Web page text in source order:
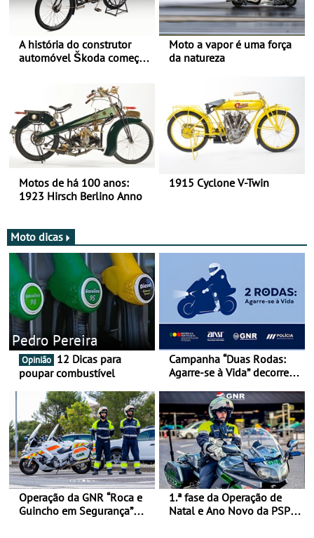
A história do construtor
automóvel Škoda começou
Moto a vapor é uma força
da natureza
Motos de há 100 anos:
1923 Hirsch Berlino Anno
1915 Cyclone V-Twin
Moto dicas
Pedro Pereira
Opinião
poupar combustível
Campanha “Duas Rodas:
Agarre-se à Vida” decorre
Operação da GNR “Roca e
Guincho em Segurança”
1.ª fase da Operação de
Natal e Ano Novo da PSP e